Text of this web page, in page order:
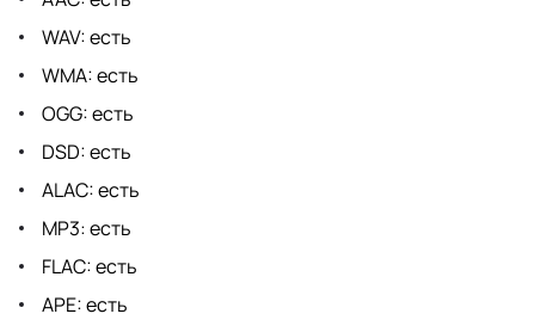
WAV: есть
WMA: есть
OGG: есть
DSD: есть
ALAC: есть
MP3: есть
FLAC: есть
APE: есть